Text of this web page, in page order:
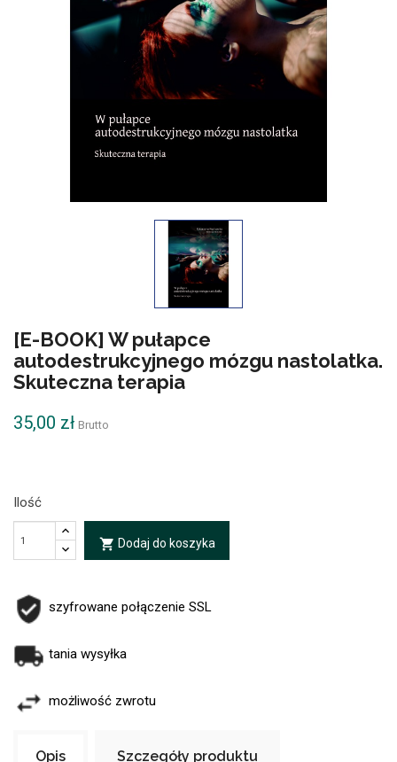
[E-BOOK] W pułapce
autodestrukcyjnego mózgu nastolatka.
Skuteczna terapia
35,00 zł Brutto
Ilość
local_grocery_store Dodaj do koszyka
szyfrowane połączenie SSL
tania wysyłka
możliwość zwrotu
Opis Szczegóły produktu